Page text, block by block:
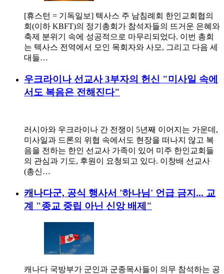
[휴스턴 = 기독일보] 텍사스 주 남침례회 한인교회협의
회(이하 KBFT)의 정기총회가 참석자들의 뜨거운 은혜와
축제 분위기 속에 성공적으로 마무리되었다. 이번 총회
는 텍사스 전역에서 모인 목회자와 사모, 그리고 다음 세
대들…
우크라이나 선교사 3부자의 헌신 "미사일 속에
서도 복음은 전해진다"
러시아와 우크라이나 간 전쟁이 5년째 이어지는 가운데,
미사일과 드론의 위협 속에서도 현장을 떠나지 않고 복
음을 전하는 한인 선교사 가족이 있어 미주 한인교회들
의 관심과 기도, 후원이 요청되고 있다. 이창배 선교사
(총신…
캐나다군, 공식 행사서 '하나님' 언급 금지... 교
계 "종교 중립 아닌 신앙 배제"
캐나다 국방부가 군인과 군종목사들이 의무 참석하는 공